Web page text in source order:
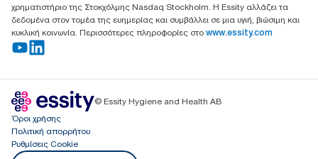
χρηματιστήριο της Στοκχόλμης Nasdaq Stockholm. Η Essity αλλάζει τα
δεδομένα στον τομέα της ευημερίας και συμβάλλει σε μια υγιή, βιώσιμη και
κυκλική κοινωνία. Περισσότερες πληροφορίες στο www.essity.com
© Essity Hygiene and Health AB
Όροι χρήσης
Πολιτική απορρήτου
Ρυθμίσεις Cookie